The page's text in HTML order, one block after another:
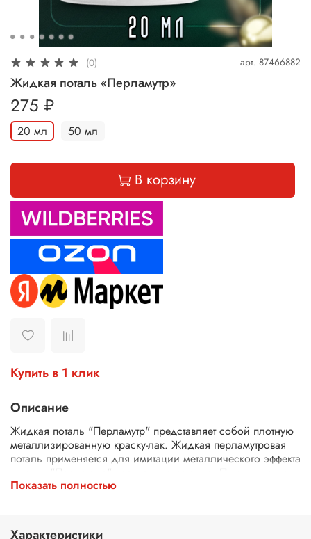
(0) арт. 87466882
Жидкая поталь «Перламутр»
275 ₽
20 мл 50 мл
В корзину
Купить в 1 клик
Описание
Жидкая поталь "Перламутр" представляет собой плотную
металлизированную краску-лак. Жидкая перламутровая
поталь применяется для имитации металлического эффекта
потали, "Перламутр" краска для металла. Поталь жидкая
"Перламутр" подходит для нанесения на любую
хорошо сочетается с битумным винтажным лаком для
Показать полностью
Характеристики